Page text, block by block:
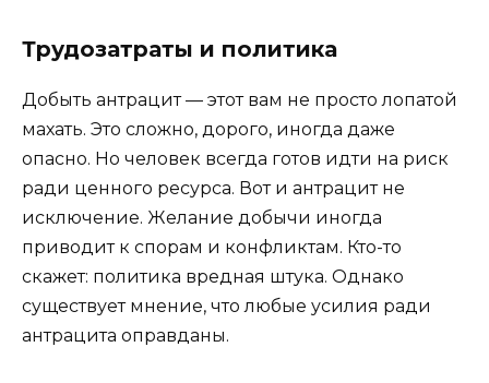
Трудозатраты и политика
Добыть антрацит — этот вам не просто лопатой
махать. Это сложно, дорого, иногда даже
опасно. Но человек всегда готов идти на риск
ради ценного ресурса. Вот и антрацит не
исключение. Желание добычи иногда
приводит к спорам и конфликтам. Кто-то
скажет: политика вредная штука. Однако
существует мнение, что любые усилия ради
антрацита оправданы.